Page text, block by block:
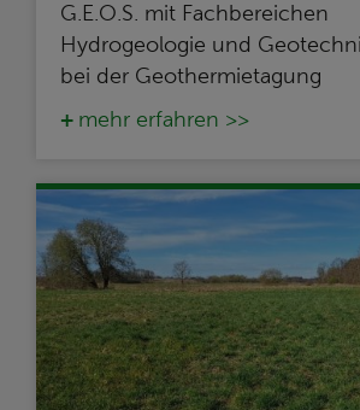
G.E.O.S. mit Fachbereichen
Hydrogeologie und
bei der Geothermietagung
mehr erfahren >>